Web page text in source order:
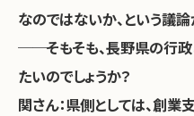
なのではないか、という議論
──そもそも、長野県の行政
たいのでしょうか？
関さん：県側としては、創業